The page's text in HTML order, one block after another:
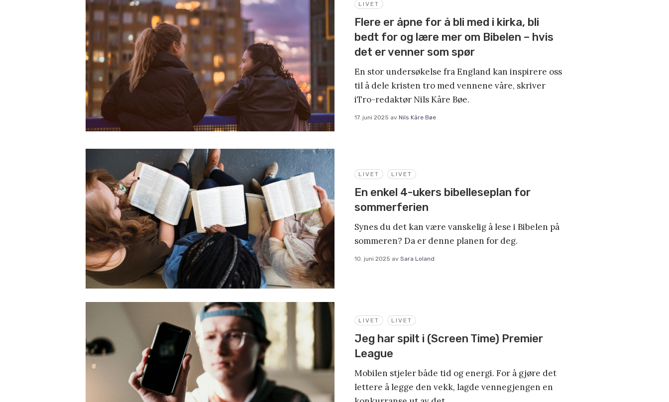
LIVET
Flere er åpne for å bli med i kirka, bli
bedt for og lære mer om Bibelen – hvis
det er venner som spør
En stor undersøkelse fra England kan inspirere oss
til å dele kristen tro med vennene våre, skriver
iTro-redaktør Nils Kåre Bøe.
17. juni 2025 av Nils Kåre Bøe
LIVET LIVET
En enkel 4-ukers bibelleseplan for
sommerferien
Synes du det kan være vanskelig å lese i Bibelen på
sommeren? Da er denne planen for deg.
10. juni 2025 av Sara Loland
LIVET LIVET
Jeg har spilt i (Screen Time) Premier
League
Mobilen stjeler både tid og energi. For å gjøre det
lettere å legge den vekk, lagde vennegjengen en